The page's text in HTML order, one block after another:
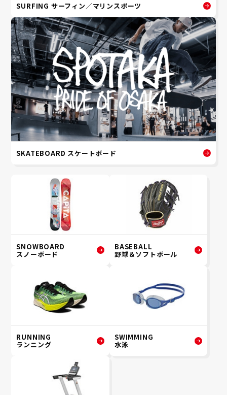
SURFING サーフィン／マリンスポーツ
SKATEBOARD スケートボード
SNOWBOARD
スノーボード
BASEBALL
野球＆ソフトボール
RUNNING
ランニング
SWIMMING
水泳